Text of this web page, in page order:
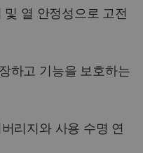
열 안정성으로 고전
하고 기능을 보호하는
리지와 사용 수명 연